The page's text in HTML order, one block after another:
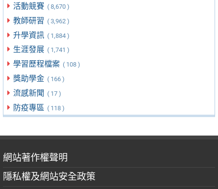
活動競賽 ( 8,670 )
教師研習 ( 3,962 )
升學資訊 ( 1,884 )
生涯發展 ( 1,741 )
學習歷程檔案 ( 108 )
獎助學金 ( 166 )
流感新聞 ( 17 )
防疫專區 ( 118 )
網站著作權聲明
隱私權及網站安全政策